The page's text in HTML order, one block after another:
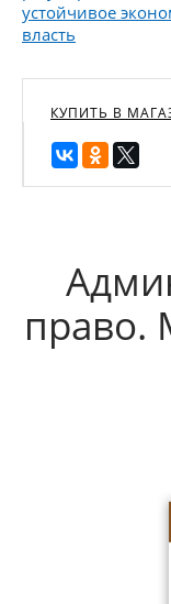
устойчивое
власть
КУПИТЬ В
право.